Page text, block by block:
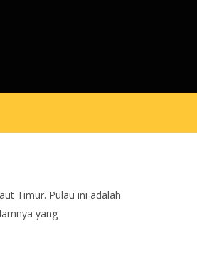
Timur. Pulau ini adalah
yang